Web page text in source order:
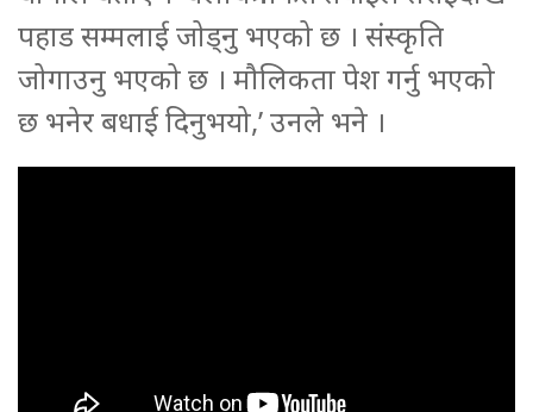
पहाड सम्मलाई जोड्नु भएको छ । संस्कृति
जोगाउनु भएको छ । मौलिकता पेश गर्नु भएको
छ भनेर बधाई दिनुभयो,’ उनले भने ।